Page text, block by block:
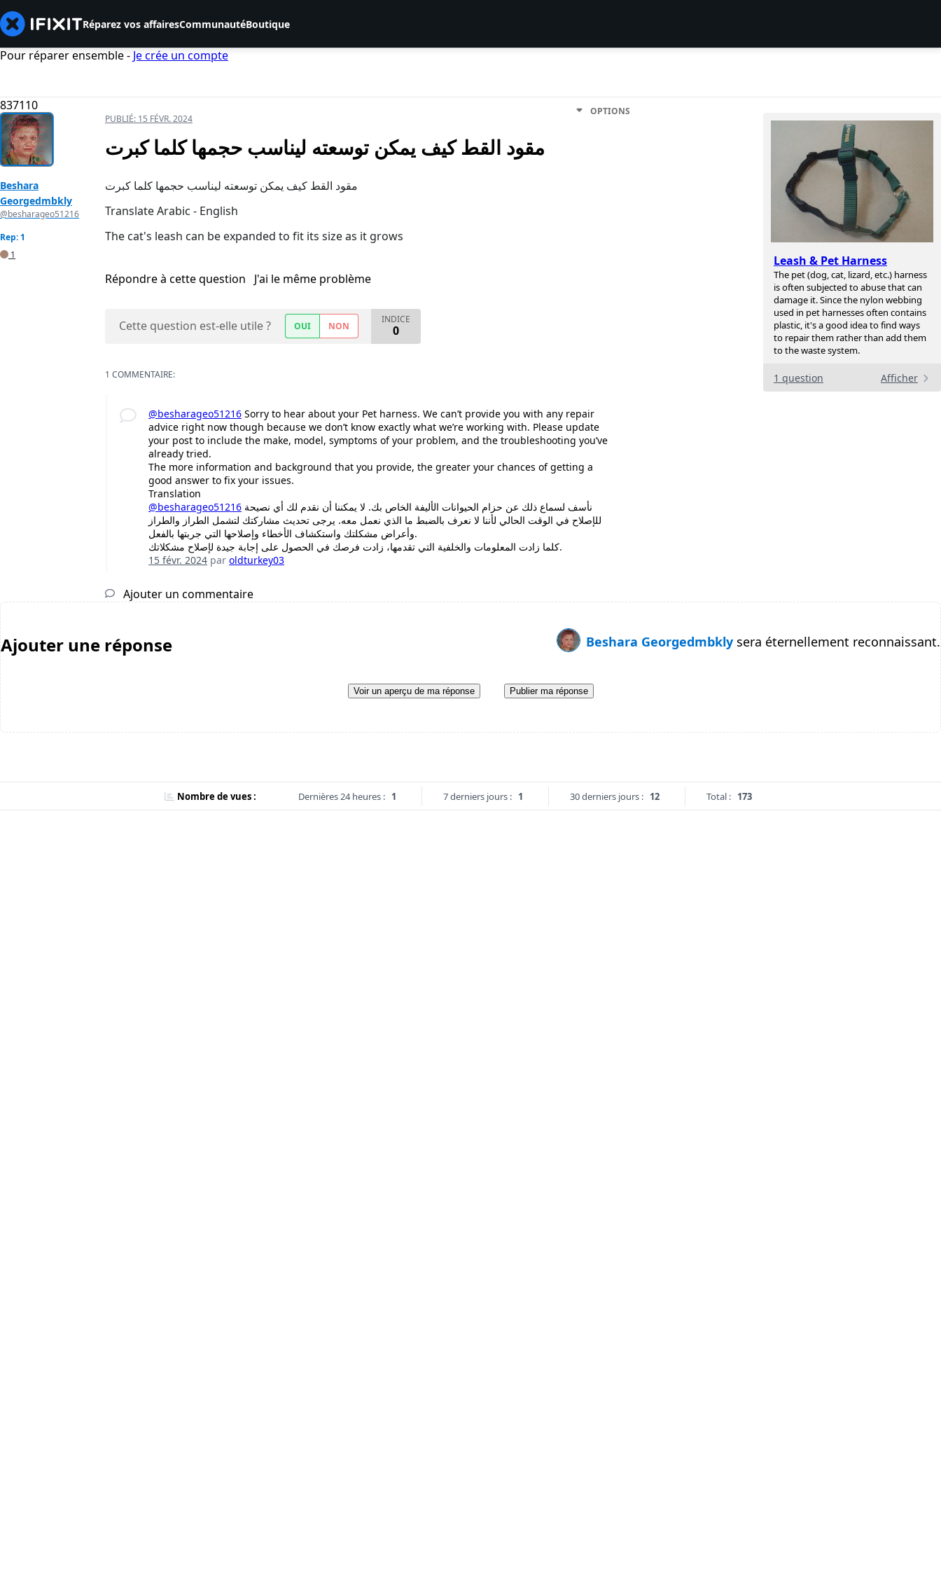
Réparez vos affairesCommunautéBoutique
Pour réparer ensemble - Je crée un compte
837110
Leash & Pet Harness
The pet (dog, cat, lizard, etc.) harness
is often subjected to abuse that can
damage it. Since the nylon webbing
used in pet harnesses often contains
plastic, it's a good idea to find ways
to repair them rather than add them
to the waste system.
1 question Afficher
Beshara
Georgedmbkly
@besharageo51216
Rep: 1
1
PUBLIÉ: 15 FÉVR. 2024
OPTIONS
مقود القط كيف يمكن توسعته ليناسب حجمها كلما كبرت
مقود القط كيف يمكن توسعته ليناسب حجمها كلما كبرت
Translate Arabic - English
The cat's leash can be expanded to fit its size as it grows
Répondre à cette question J'ai le même problème
Cette question est-elle utile ? OUI NON
INDICE
0
1 COMMENTAIRE:
@besharageo51216 Sorry to hear about your Pet harness. We can’t provide you with any repair
advice right now though because we don’t know exactly what we’re working with. Please update
your post to include the make, model, symptoms of your problem, and the troubleshooting you’ve
already tried.
The more information and background that you provide, the greater your chances of getting a
good answer to fix your issues.
Translation
@besharageo51216
للإصلاح في الوقت الحالي لأننا لا نعرف بالضبط ما الذي نعمل معه. يرجى تحديث مشاركتك لتشمل الطراز والطراز
وأعراض مشكلتك واستكشاف الأخطاء وإصلاحها التي جربتها بالفعل.
كلما زادت المعلومات والخلفية التي تقدمها، زادت فرصك في الحصول على إجابة جيدة لإصلاح مشكلاتك.
15 févr. 2024 paroldturkey03
Ajouter un commentaire
Ajouter une réponse Beshara Georgedmbkly sera éternellement reconnaissant.
Voir un aperçu de ma réponse Publier ma réponse
Nombre de vues : Dernières 24 heures : 1 7 derniers jours : 1 30 derniers jours : 12 Total : 173